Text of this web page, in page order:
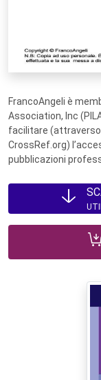
FrancoAngeli è
Association, Inc
facilitare
CrossRef.org)
pubblicazioni